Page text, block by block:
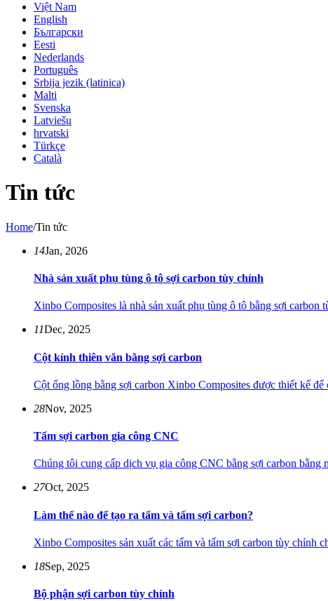
Việt Nam
English
Български
Eesti
Nederlands
Português
Srbija jezik (latinica)
Malti
Svenska
Latviešu
hrvatski
Türkçe
Català
Tin tức
Home/Tin tức
14Jan, 2026
Nhà sản xuất phụ tùng ô tô sợi carbon tùy chỉnh
Xinbo Composites là nhà sản xuất phụ tùng ô tô bằng sợi
11Dec, 2025
Cột kính thiên văn bằng sợi carbon
Cột ống lồng bằng sợi carbon Xinbo Composites được thiết kế
28Nov, 2025
Tấm sợi carbon gia công CNC
Chúng tôi cung cấp dịch vụ gia công CNC bằng sợi carbon
27Oct, 2025
Làm thế nào để tạo ra tấm và tấm sợi carbon?
Xinbo Composites sản xuất các tấm và tấm sợi carbon tùy chỉnh
18Sep, 2025
Bộ phận sợi carbon tùy chỉnh